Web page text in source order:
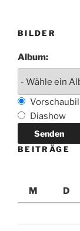
e
BILDER
Album:
Diashow
BEITRÄGE
M
D